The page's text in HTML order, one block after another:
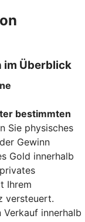
im Überblick
bestimmten
Sie physisches
Gewinn
Gold innerhalb
Ihrem
versteuert.
Verkauf innerhalb